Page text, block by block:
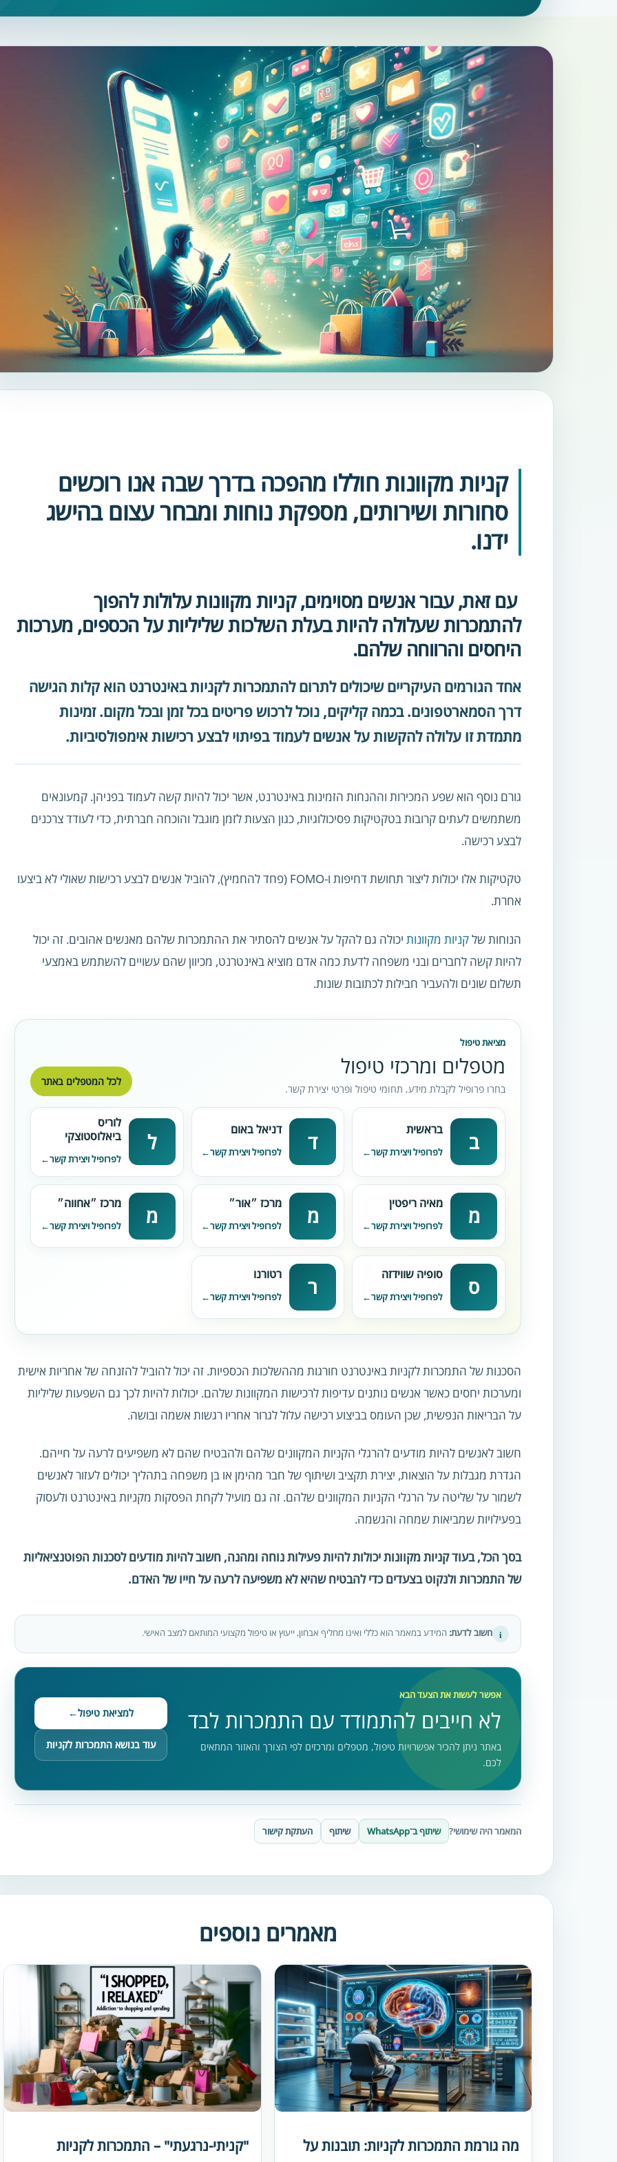
קניות מקוונות חוללו מהפכה בדרך שבה אנו רוכשים
סחורות ושירותים, מספקת נוחות ומבחר עצום בהישג
ידנו.
עם זאת, עבור אנשים מסוימים, קניות מקוונות עלולות להפוך
להתמכרות שעלולה להיות בעלת השלכות שליליות על הכספים, מערכות
היחסים והרווחה שלהם.
אחד הגורמים העיקריים שיכולים לתרום להתמכרות לקניות באינטרנט הוא קלות הגישה
דרך הסמארטפונים. בכמה קליקים, נוכל לרכוש פריטים בכל זמן ובכל מקום. זמינות
מתמדת זו עלולה להקשות על אנשים לעמוד בפיתוי לבצע רכישות אימפולסיביות.
גורם נוסף הוא שפע המכירות וההנחות הזמינות באינטרנט, אשר יכול להיות קשה לעמוד בפניהן. קמעונאים
משתמשים לעתים קרובות בטקטיקות פסיכולוגיות, כגון הצעות לזמן מוגבל והוכחה חברתית, כדי לעודד צרכנים
לבצע רכישה.
טקטיקות אלו יכולות ליצור תחושת דחיפות ו-FOMO (פחד להחמיץ), להוביל אנשים לבצע רכישות שאולי לא ביצעו
אחרת.
הנוחות שלקניות מקוונות יכולה גם להקל על אנשים להסתיר את ההתמכרות שלהם מאנשים אהובים. זה יכול
להיות קשה לחברים ובני משפחה לדעת כמה אדם מוציא באינטרנט, מכיוון שהם עשויים להשתמש באמצעי
תשלום שונים ולהעביר חבילות לכתובות שונות.
מציאת טיפול
מטפלים ומרכזי טיפול
בחרו פרופיל לקבלת מידע, תחומי טיפול ופרטי יצירת קשר.
לכל המטפלים באתר
ב בראשית
לפרופיל ויצירת קשר ד דניאל באום
לפרופיל ויצירת קשר ל
לוריס
ביאלוסטוצקי
לפרופיל ויצירת קשר
מ מאיה ריפטין
לפרופיל ויצירת קשר מ מרכז ״אור״
לפרופיל ויצירת קשר מ מרכז ״אחווה״
לפרופיל ויצירת קשר
ס סופיה שווידזה
לפרופיל ויצירת קשר ר רטורנו
לפרופיל ויצירת קשר
הסכנות של התמכרות לקניות באינטרנט חורגות מההשלכות הכספיות. זה יכול להוביל להזנחה של אחריות אישית
ומערכות יחסים כאשר אנשים נותנים עדיפות לרכישות המקוונות שלהם. יכולות להיות לכך גם השפעות שליליות
על הבריאות הנפשית, שכן העומס בביצוע רכישה עלול לגרור אחריו רגשות אשמה ובושה.
חשוב לאנשים להיות מודעים להרגלי הקניות המקוונים שלהם ולהבטיח שהם לא משפיעים לרעה על חייהם.
הגדרת מגבלות על הוצאות, יצירת תקציב ושיתוף של חבר מהימן או בן משפחה בתהליך יכולים לעזור לאנשים
לשמור על שליטה על הרגלי הקניות המקוונים שלהם. זה גם מועיל לקחת הפסקות מקניות באינטרנט ולעסוק
בפעילויות שמביאות שמחה והגשמה.
בסך הכל, בעוד קניות מקוונות יכולות להיות פעילות נוחה ומהנה, חשוב להיות מודעים לסכנות הפוטנציאליות
של התמכרות ולנקוט בצעדים כדי להבטיח שהיא לא משפיעה לרעה על חייו של האדם.
i חשוב לדעת: המידע במאמר הוא כללי ואינו מחליף אבחון, ייעוץ או טיפול מקצועי המותאם למצב האישי.
אפשר לעשות את הצעד הבא
לא חייבים להתמודד עם התמכרות לבד
באתר ניתן להכיר אפשרויות טיפול, מטפלים ומרכזים לפי הצורך והאזור המתאים
לכם.
למציאת טיפול←
עוד בנושא התמכרות לקניות
המאמר היה שימושי? שיתוף ב־WhatsApp שיתוף העתקת קישור
מאמרים נוספים
מה גורמת התמכרות לקניות: תובנות על
"קניתי-נרגעתי" – התמכרות לקניות